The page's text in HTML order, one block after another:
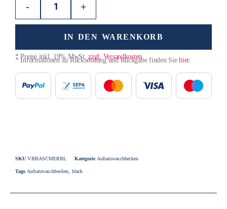
- +
IN DEN WARENKORB
* Preise inkl. 19% MwSt.zzgl. Versandkosten
* Informationen zu Rücksendung und Rückgabe finden Siehier.
SKUVBBASCMERBL Kategorie Aufsatzwaschbecken
Tags Aufsatzwaschbecken black